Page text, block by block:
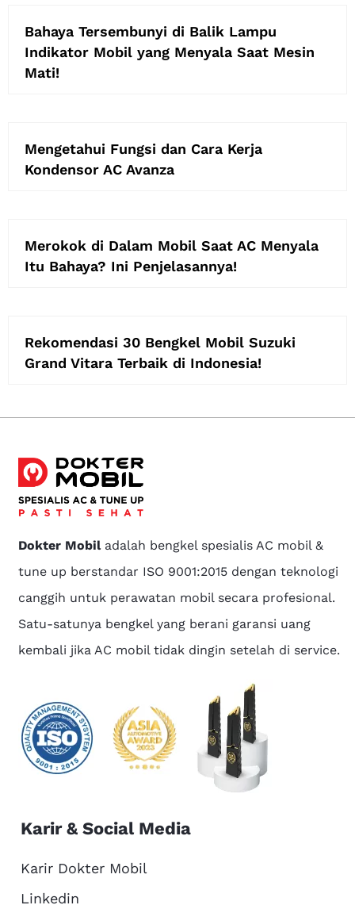
Bahaya Tersembunyi di Balik Lampu
Indikator Mobil yang Menyala Saat Mesin
Mati!
Mengetahui Fungsi dan Cara Kerja
Kondensor AC Avanza
Merokok di Dalam Mobil Saat AC Menyala
Itu Bahaya? Ini Penjelasannya!
Rekomendasi 30 Bengkel Mobil Suzuki
Grand Vitara Terbaik di Indonesia!
Dokter Mobiladalah bengkel spesialis AC mobil &
tune up berstandar ISO 9001:2015 dengan teknologi
canggih untuk perawatan mobil secara profesional.
Satu-satunya bengkel yang berani garansi uang
kembali jika AC mobil tidak dingin setelah di service.
Karir & Social Media
Karir Dokter Mobil
Linkedin